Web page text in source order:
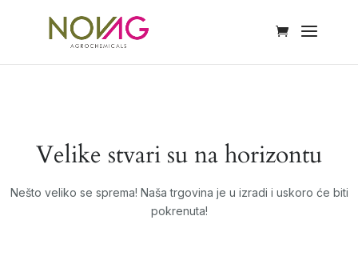
Velike stvari su na horizontu
Nešto veliko se sprema! Naša trgovina je u izradi i uskoro će biti
pokrenuta!